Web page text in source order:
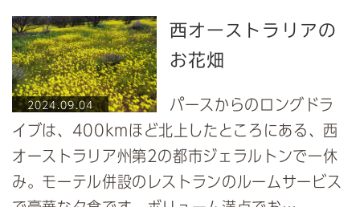
2024.09.04
西オーストラリアの
お花畑
パースからのロングドラ
イブは、400kmほど北上したところにある、西
オーストラリア州第2の都市ジェラルトンで一休
み。モーテル併設のレストランのルームサービス